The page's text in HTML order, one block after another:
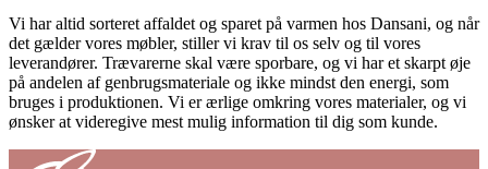
Vi har altid sorteret affaldet og sparet på varmen hos Dansani, og når
det gælder vores møbler, stiller vi krav til os selv og til vores
leverandører. Trævarerne skal være sporbare, og vi har et skarpt øje
på andelen af genbrugsmateriale og ikke mindst den energi, som
bruges i produktionen. Vi er ærlige omkring vores materialer, og vi
ønsker at videregive mest mulig information til dig som kunde.